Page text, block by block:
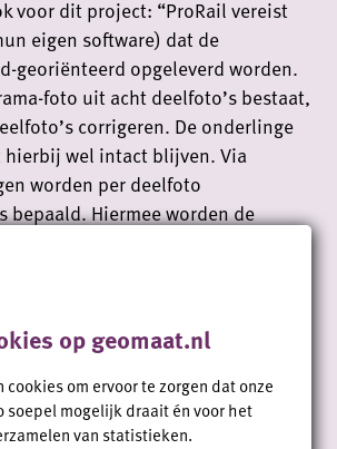
voor dit project: “ProRail vereist
eigen software) dat de
georiënteerd opgeleverd worden.
foto uit acht deelfoto’s bestaat,
corrigeren. De onderlinge
hierbij wel intact blijven. Via
worden per deelfoto
bepaald. Hiermee worden de
assen gedraaid, dit zodat het
naar het noorden gericht is
steeds goed op elkaar
Joukje de Haan, specialist Proces
op geomaat.nl
cookies om ervoor te zorgen dat onze
soepel mogelijk draait én voor het
van statistieken.